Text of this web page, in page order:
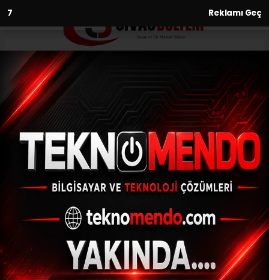
6 Reklamı Geç
Anasayfa
Sivaslı Muay Thai sporcusu
Türkiye 2.’si oldu
06.06.2021 - 10:33, Güncelleme: 06.06.2021 - 10:33
1-7 Haziran 2021 tarihleri arasında Aydın
Kuşadası'nda gerçekleştirilen Muay Thai
Gençler Türkiye Şampiyonası'nda 38 kiloda
gümüş madalya kazanan Sivas...
ABONE OL